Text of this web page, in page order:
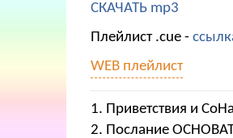
СКАЧАТЬ mp3
Плейлист .cue -
WEB плейлист
1. Приветствия и
2. Послание